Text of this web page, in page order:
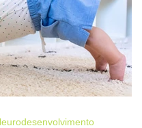
Joelhos
do Idoso